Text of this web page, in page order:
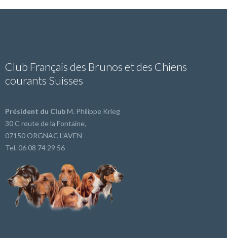
Club Français des Brunos et des Chiens
courants Suisses
Président du ClubM. Philippe Krieg
30 C route de la Fontaine,
07150 ORGNAC L'AVEN
Tel. 06 08 74 29 56